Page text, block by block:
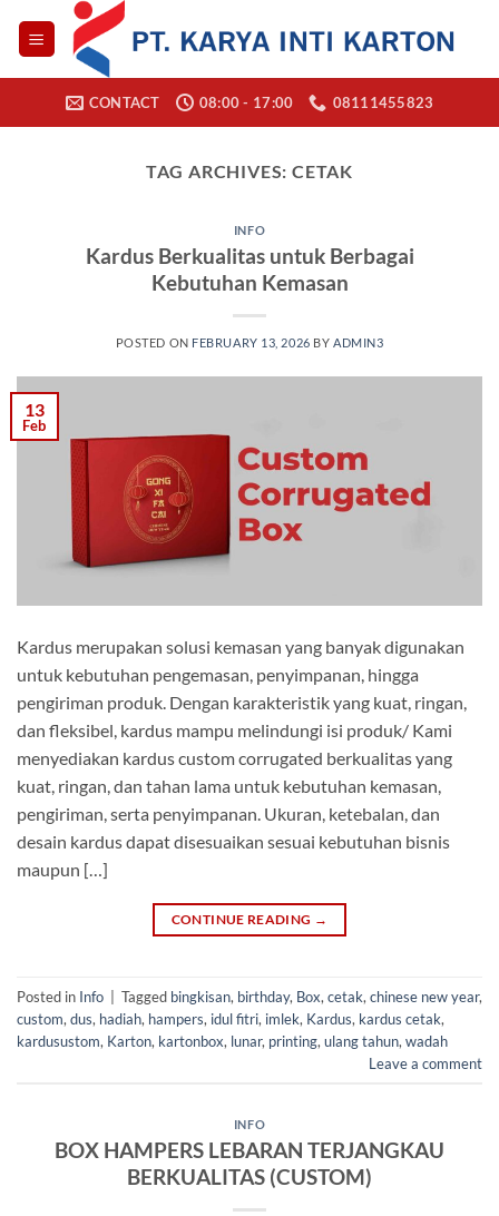
CONTACT 08:00 - 17:00 08111455823
TAG ARCHIVES:CETAK
INFO
Kardus Berkualitas untuk Berbagai
Kebutuhan Kemasan
POSTED ON FEBRUARY 13, 2026 BY ADMIN3
13
Feb
Kardus merupakan solusi kemasan yang banyak digunakan
untuk kebutuhan pengemasan, penyimpanan, hingga
pengiriman produk. Dengan karakteristik yang kuat, ringan,
dan fleksibel, kardus mampu melindungi isi produk/ Kami
menyediakan kardus custom corrugated berkualitas yang
kuat, ringan, dan tahan lama untuk kebutuhan kemasan,
pengiriman, serta penyimpanan. Ukuran, ketebalan, dan
desain kardus dapat disesuaikan sesuai kebutuhan bisnis
maupun […]
CONTINUE READING →
Posted in Info Tagged bingkisan, birthday, Box, cetak, chinese new year,
custom, dus, hadiah, hampers, idul fitri, imlek, Kardus, kardus cetak,
kardusustom, Karton, kartonbox, lunar, printing, ulang tahun, wadah
Leave a comment
INFO
BOX HAMPERS LEBARAN TERJANGKAU
BERKUALITAS (CUSTOM)